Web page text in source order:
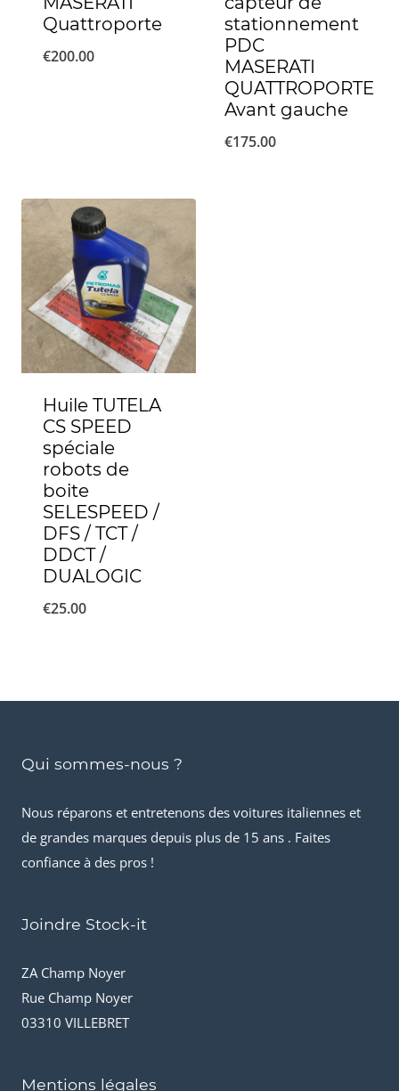
Quattroporte
€200.00
stationnement
PDC
MASERATI
QUATTROPORTE
Avant gauche
€175.00
Huile TUTELA
CS SPEED
spéciale
robots de
boite
SELESPEED /
DFS / TCT /
DDCT /
DUALOGIC
€25.00
Qui sommes-nous ?
Nous réparons et entretenons des voitures italiennes et
de grandes marques depuis plus de 15 ans . Faites
confiance à des pros !
Joindre Stock-it
ZA Champ Noyer
Rue Champ Noyer
03310 VILLEBRET
Mentions légales